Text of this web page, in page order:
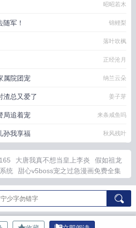
昭昭若木
军！ 锦鲤梨
落叶吹枫
正经沧月
属院团宠 纳兰云朵
渣总又爱了 姜子芽
局追着宠 来条咸鱼吗
孙我享福 秋风残叶
大唐我真不想当皇上李炎
假如祖龙
统
甜心v5boss宠之过急漫画免费全集
的什么官 甜心宠坏爆火短剧
大唐我真
火短剧
狂徒下山绝色未婚妻怎么就软
来了 我在鬼灭死不了一点
夜墨琛沈月
在线 左右为男by陆衍全文免费阅读笔趣